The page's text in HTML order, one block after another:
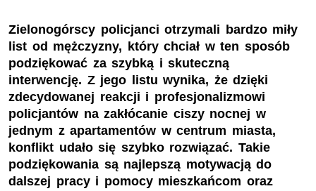
Zielonogórscy policjanci otrzymali bardzo miły
list od mężczyzny, który chciał w ten sposób
podziękować za szybką i skuteczną
interwencję. Z jego listu wynika, że dzięki
zdecydowanej reakcji i profesjonalizmowi
policjantów na zakłócanie ciszy nocnej w
jednym z apartamentów w centrum miasta,
konflikt udało się szybko rozwiązać. Takie
podziękowania są najlepszą motywacją do
dalszej pracy i pomocy mieszkańcom oraz